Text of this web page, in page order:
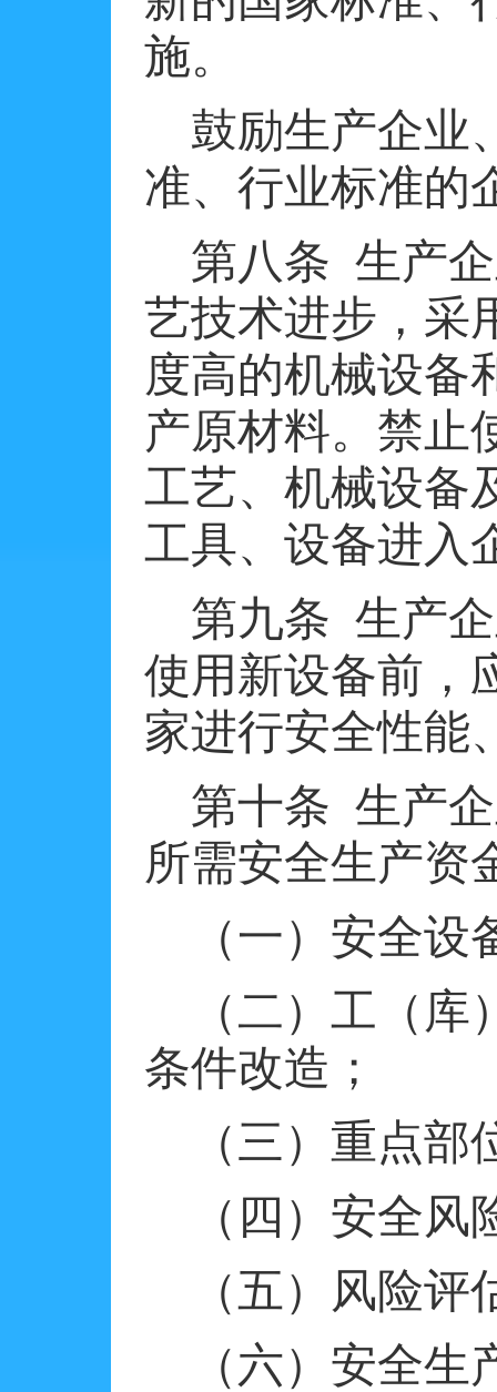
施。
鼓励生产企业
准、行业标准的
第八条 生产
艺技术进步，采
度高的机械设备
产原材料。禁止
工艺、机械设备
工具、设备进入
第九条 生产
使用新设备前，
家进行安全性能
第十条 生产
所需安全生产资
（一）安全
（二）工（
条件改造；
（三）重点
（四）安全
（五）风险
（六）安全